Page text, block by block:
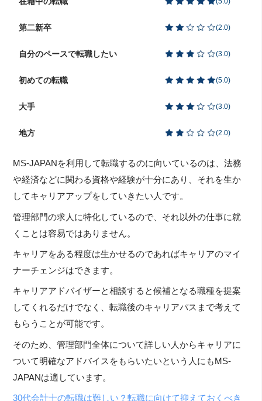
第二新卒 (2.0)
自分のペースで転職したい (3.0)
初めての転職 (5.0)
大手 (3.0)
地方 (2.0)
MS-JAPANを利用して転職するのに向いているのは、法務
や経済などに関わる資格や経験が十分にあり、それを生か
してキャリアアップをしていきたい人です。
管理部門の求人に特化しているので、それ以外の仕事に就
くことは容易ではありません。
キャリアをある程度は生かせるのであればキャリアのマイ
ナーチェンジはできます。
キャリアアドバイザーと相談すると候補となる職種を提案
してくれるだけでなく、転職後のキャリアパスまで考えて
もらうことが可能です。
そのため、管理部門全体について詳しい人からキャリアに
ついて明確なアドバイスをもらいたいという人にもMS-
JAPANは適しています。
30代会計士の転職は難しい？転職に向けて抑えておくべき